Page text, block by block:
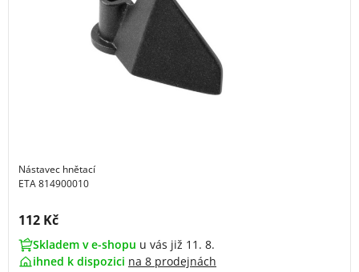
Nástavec hnětací
ETA 814900010
Cena s DPH:
112 Kč
Skladem v e-shopu u vás již 11. 8.
ihned k dispozici na 8 prodejnách